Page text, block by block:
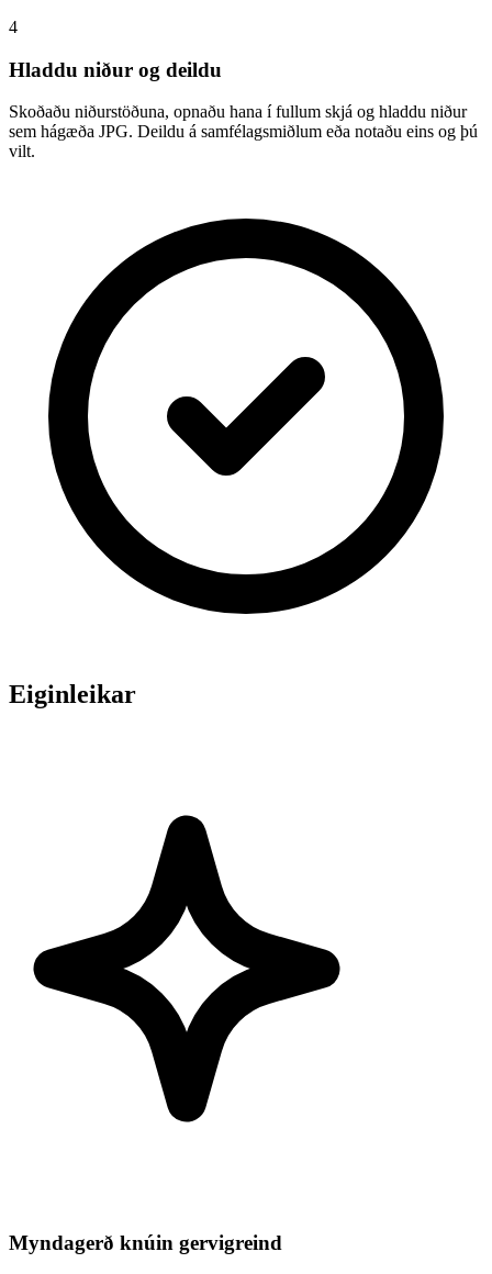
4
Hladdu niður og deildu
Skoðaðu niðurstöðuna, opnaðu hana í fullum skjá og hladdu niður
sem hágæða JPG. Deildu á samfélagsmiðlum eða notaðu eins og þú
vilt.
Eiginleikar
Myndagerð knúin gervigreind